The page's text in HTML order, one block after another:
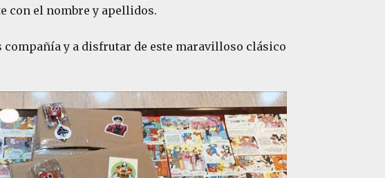
con el nombre y apellidos.
y a disfrutar de este maravilloso clásico